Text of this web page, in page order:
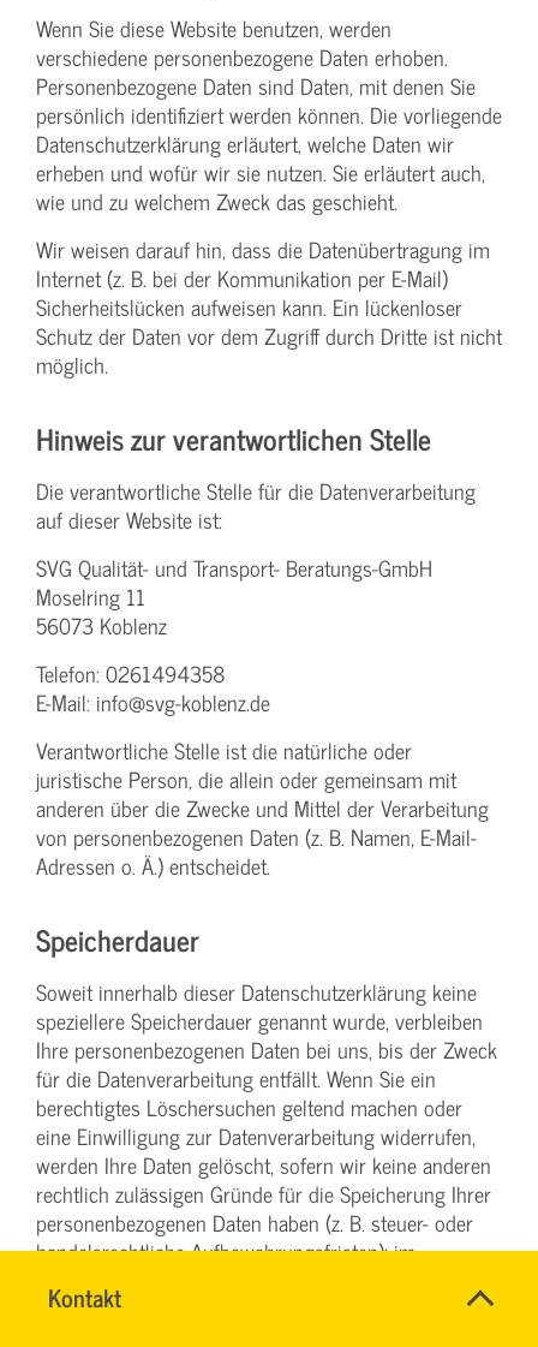
Kontakt
SYBILLE
Name*
Wenn Sie diese Website benutzen, werden
verschiedene personenbezogene Daten erhoben.
Personenbezogene Daten sind Daten, mit denen Sie
persönlich identifiziert werden können. Die vorliegende
Datenschutzerklärung erläutert, welche Daten wir
erheben und wofür wir sie nutzen. Sie erläutert auch,
wie und zu welchem Zweck das geschieht.
Wir weisen darauf hin, dass die Datenübertragung im
Internet (z. B. bei der Kommunikation per E-Mail)
Sicherheitslücken aufweisen kann. Ein lückenloser
Schutz der Daten vor dem Zugriff durch Dritte ist nicht
möglich.
Hinweis zur verantwortlichen Stelle
Die verantwortliche Stelle für die Datenverarbeitung
auf dieser Website ist:
SVG Qualität- und Transport- Beratungs-GmbH
Moselring 11
56073 Koblenz
Telefon: 0261494358
E-Mail: info@svg-koblenz.de
Verantwortliche Stelle ist die natürliche oder
juristische Person, die allein oder gemeinsam mit
anderen über die Zwecke und Mittel der Verarbeitung
von personenbezogenen Daten (z. B. Namen, E-Mail-
Adressen o. Ä.) entscheidet.
Speicherdauer
Soweit innerhalb dieser Datenschutzerklärung keine
speziellere Speicherdauer genannt wurde, verbleiben
Ihre personenbezogenen Daten bei uns, bis der Zweck
für die Datenverarbeitung entfällt. Wenn Sie ein
berechtigtes Löschersuchen geltend machen oder
eine Einwilligung zur Datenverarbeitung widerrufen,
werden Ihre Daten gelöscht, sofern wir keine anderen
rechtlich zulässigen Gründe für die Speicherung Ihrer
personenbezogenen Daten haben (z. B. steuer- oder
handelsrechtliche Aufbewahrungsfristen); im
letztgenannten Fall erfolgt die Löschung nach Fortfall
dieser Gründe.